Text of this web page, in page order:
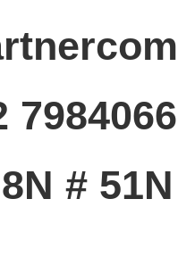
7984066
# 51N